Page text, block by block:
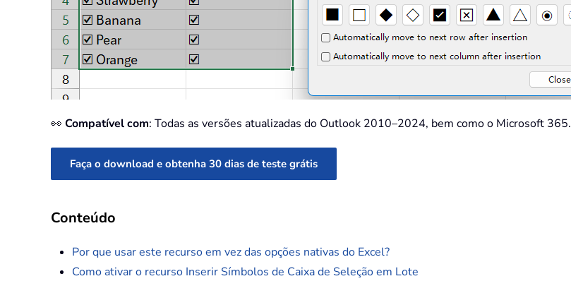
👀 Compatível com: Todas as versões atualizadas do Outlook 2010–2024, bem como o Microsoft 365.
Faça o download e obtenha 30 dias de teste grátis
Conteúdo
Por que usar este recurso em vez das opções nativas do Excel?
Como ativar o recurso Inserir Símbolos de Caixa de Seleção em Lote